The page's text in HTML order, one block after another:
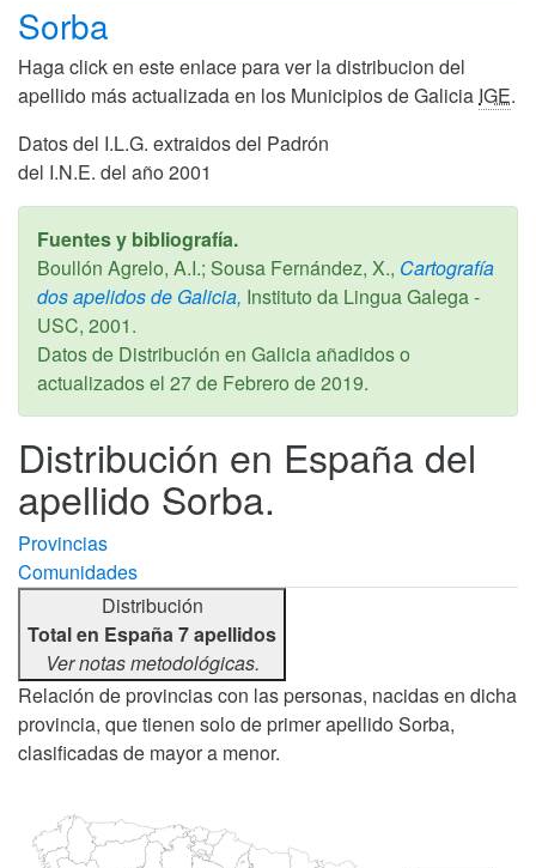
Sorba
Haga click en este enlace para ver la distribucion del
apellido más actualizada en los Municipios de Galicia IGE.
Datos del I.L.G. extraidos del Padrón
del I.N.E. del año 2001
Fuentes y bibliografía.
Boullón Agrelo, A.I.; Sousa Fernández, X., Cartografía
dos apelidos de Galicia, Instituto da Lingua Galega -
USC, 2001.
Datos de Distribución en Galicia añadidos o
actualizados el 27 de Febrero de 2019.
Distribución en España del
apellido Sorba.
Provincias
Comunidades
Distribución
Total en España 7 apellidos
Ver notas metodológicas.
Relación de provincias con las personas, nacidas en dicha
provincia, que tienen solo de primer apellido Sorba,
clasificadas de mayor a menor.